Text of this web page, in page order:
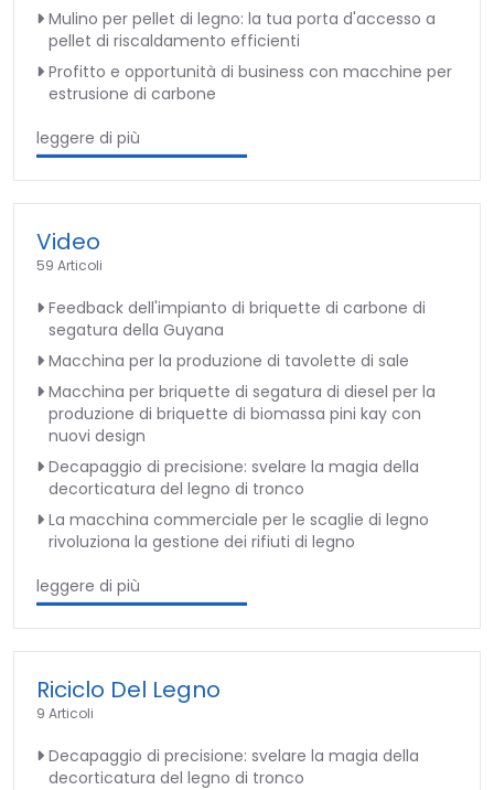
Mulino per pellet di legno: la tua porta d'accesso a
pellet di riscaldamento efficienti
Profitto e opportunità di business con macchine per
estrusione di carbone
leggere di più
Video
59 Articoli
Feedback dell'impianto di briquette di carbone di
segatura della Guyana
Macchina per la produzione di tavolette di sale
Macchina per briquette di segatura di diesel per la
produzione di briquette di biomassa pini kay con
nuovi design
Decapaggio di precisione: svelare la magia della
decorticatura del legno di tronco
La macchina commerciale per le scaglie di legno
rivoluziona la gestione dei rifiuti di legno
leggere di più
Riciclo Del Legno
9 Articoli
Decapaggio di precisione: svelare la magia della
decorticatura del legno di tronco